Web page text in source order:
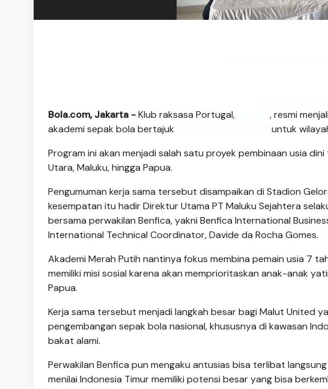
Bola.com, Jakarta -Klub raksasa Portugal, , resmi
akademi sepak bola bertajuk
untuk
Program ini akan menjadi salah satu proyek pembinaan usia
Utara, Maluku, hingga Papua.
Pengumuman kerja sama tersebut disampaikan di Stadion
kesempatan itu hadir Direktur Utama PT Maluku Sejahtera
bersama perwakilan Benfica, yakni Benfica International
International Technical Coordinator, Davide da Rocha Gomes.
Akademi Merah Putih nantinya fokus membina pemain usia 7
memiliki misi sosial karena akan memprioritaskan anak-anak
Papua.
Kerja sama tersebut menjadi langkah besar bagi Malut United
pengembangan sepak bola nasional, khususnya di kawasan
bakat alami.
Perwakilan Benfica pun mengaku antusias bisa terlibat
menilai Indonesia Timur memiliki potensi besar yang bisa